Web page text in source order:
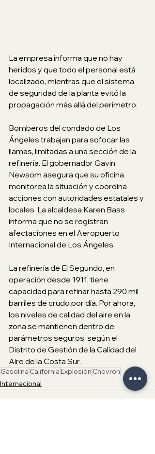
La empresa informa que no hay
heridos y que todo el personal está
localizado, mientras que el sistema
de seguridad de la planta evitó la
propagación más allá del perímetro.
Bomberos del condado de Los
Ángeles trabajan para sofocar las
llamas, limitadas a una sección de la
refinería. El gobernador Gavin
Newsom asegura que su oficina
monitorea la situación y coordina
acciones con autoridades estatales y
locales. La alcaldesa Karen Bass
informa que no se registran
afectaciones en el Aeropuerto
Internacional de Los Ángeles.
La refinería de El Segundo, en
operación desde 1911, tiene
capacidad para refinar hasta 290 mil
barriles de crudo por día. Por ahora,
los niveles de calidad del aire en la
zona se mantienen dentro de
parámetros seguros, según el
Distrito de Gestión de la Calidad del
Aire de la Costa Sur.
Gasolina CaliforniaExplosión Chevron
Internacional